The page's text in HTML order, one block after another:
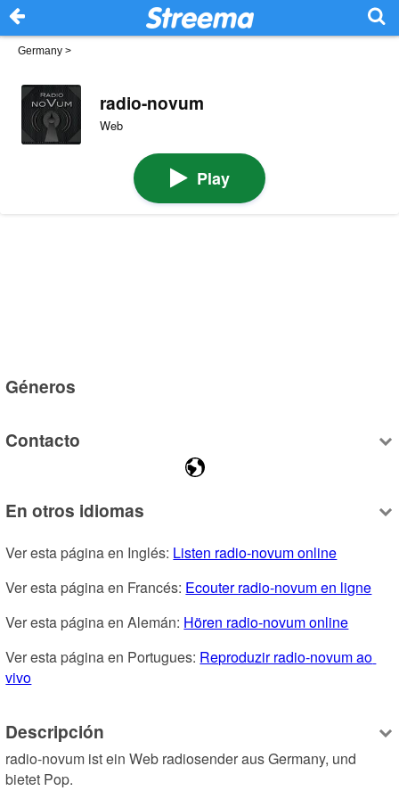
Germany >
radio-novum
Web
Play
Géneros
Contacto
En otros idiomas
Ver esta página en Inglés: Listen radio-novum online
Ver esta página en Francés: Ecouter radio-novum en ligne
Ver esta página en Alemán: Hören radio-novum online
Ver esta página en Portugues: Reproduzir radio-novum ao
vivo
Descripción
radio-novum ist ein Web radiosender aus Germany, und
bietet Pop.